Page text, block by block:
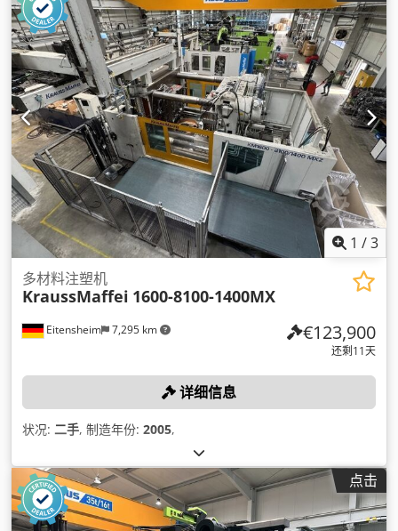
1 /3
Eitensheim 7,295 km
多材料注塑机
KraussMaffei 1600-8100-1400MX
€123,900
还剩11天
详细信息
状况: 二手, 制造年份: 2005,
点击